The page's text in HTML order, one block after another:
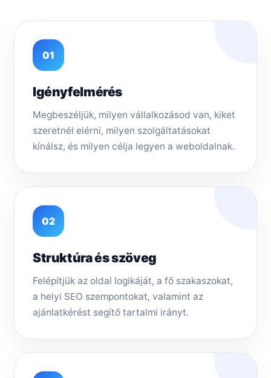
01
Igényfelmérés
Megbeszéljük, milyen vállalkozásod van, kiket
szeretnél elérni, milyen szolgáltatásokat
kínálsz, és milyen célja legyen a weboldalnak.
02
Struktúra és szöveg
Felépítjük az oldal logikáját, a fő szakaszokat,
a helyi SEO szempontokat, valamint az
ajánlatkérést segítő tartalmi irányt.